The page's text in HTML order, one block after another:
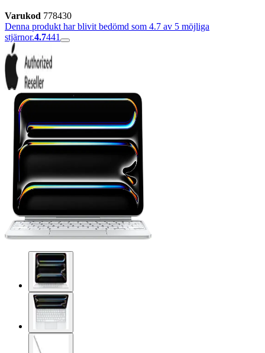
Varukod 778430
Denna produkt har blivit bedömd som 4.7 av 5 möjliga
stjärnor.4.7441